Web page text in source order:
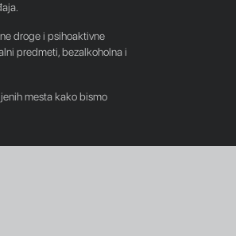
droge i psihoaktivne
predmeti, bezalkoholna i
mesta kako bismo